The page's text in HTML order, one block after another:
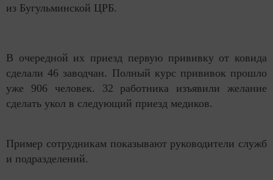
из Бугульминской ЦРБ.
В очередной их приезд первую прививку от ковида
сделали 46 заводчан. Полный курс прививок прошло
уже 906 человек. 32 работника изъявили желание
сделать укол в следующий приезд медиков.
Пример сотрудникам показывают руководители служб
и подразделений.